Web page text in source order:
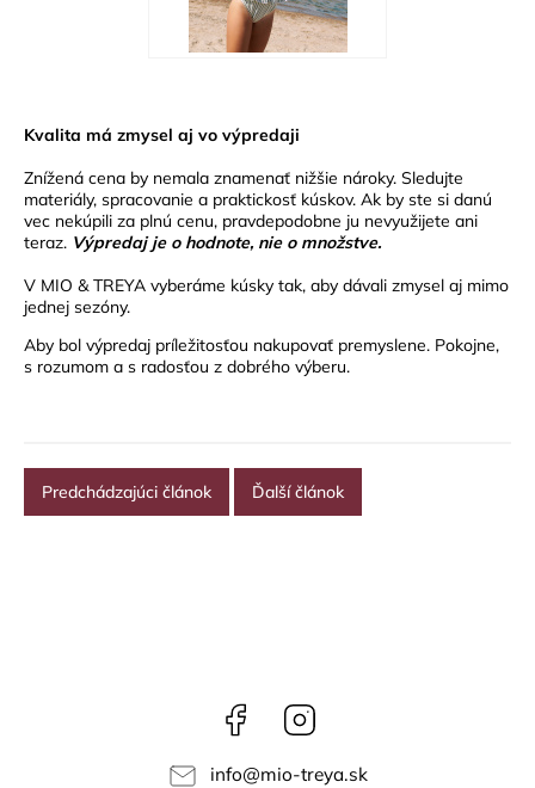
Kvalita má zmysel aj vo výpredaji
Znížená cena by nemala znamenať nižšie nároky. Sledujte
materiály, spracovanie a praktickosť kúskov. Ak by ste si danú
vec nekúpili za plnú cenu, pravdepodobne ju nevyužijete ani
teraz. Výpredaj je o hodnote, nie o množstve.
V MIO & TREYA vyberáme kúsky tak, aby dávali zmysel aj mimo
jednej sezóny.
Aby bol výpredaj príležitosťou nakupovať premyslene. Pokojne,
s rozumom a s radosťou z dobrého výberu.
Predchádzajúci článok Ďalší článok
Facebook
info@mio-treya.sk